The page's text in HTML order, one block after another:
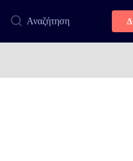
Αναζήτηση